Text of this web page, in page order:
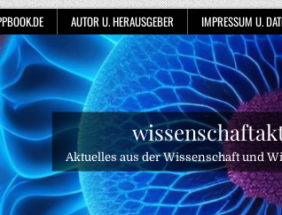
AUTOR U. HERAUSGEBER IMPRESSUM U.
Aktuelles aus der Wissenschaft und